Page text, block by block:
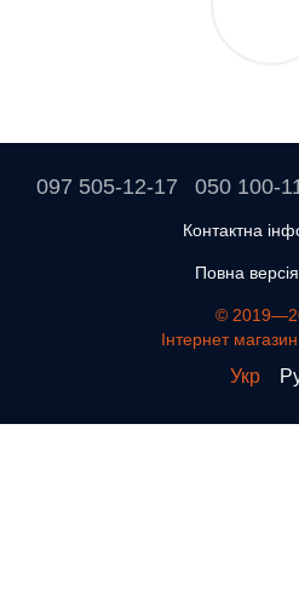
097 505-12-17 050 100-
Контактна
Повна
©
Інтернет
Укр